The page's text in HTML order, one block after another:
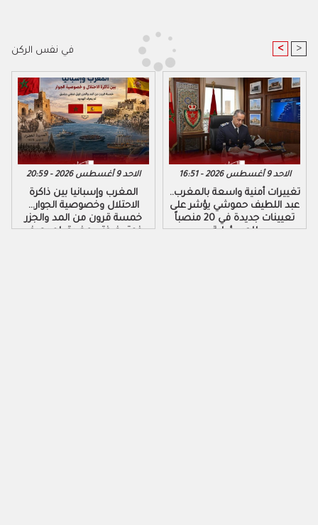
في نفس الركن < >
الاحد 9 أغسطس 2026 - 20:59
المغرب وإسبانيا بين ذاكرة
الاحتلال وخصوصية الجوار…
خمسة قرون من المد والجزر
فوق ضفتي مضيق لم يعرف
الاحد 9 أغسطس 2026 - 16:51
تغييرات أمنية واسعة بالمغرب..
عبد اللطيف حموشي يؤشر على
تعيينات جديدة في 20 منصباً
للمسؤولية